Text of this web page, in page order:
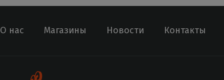
О нас Магазины Новости Контакты